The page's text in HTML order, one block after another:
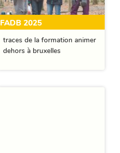
FADB 2025
traces de la formation animer
dehors à bruxelles